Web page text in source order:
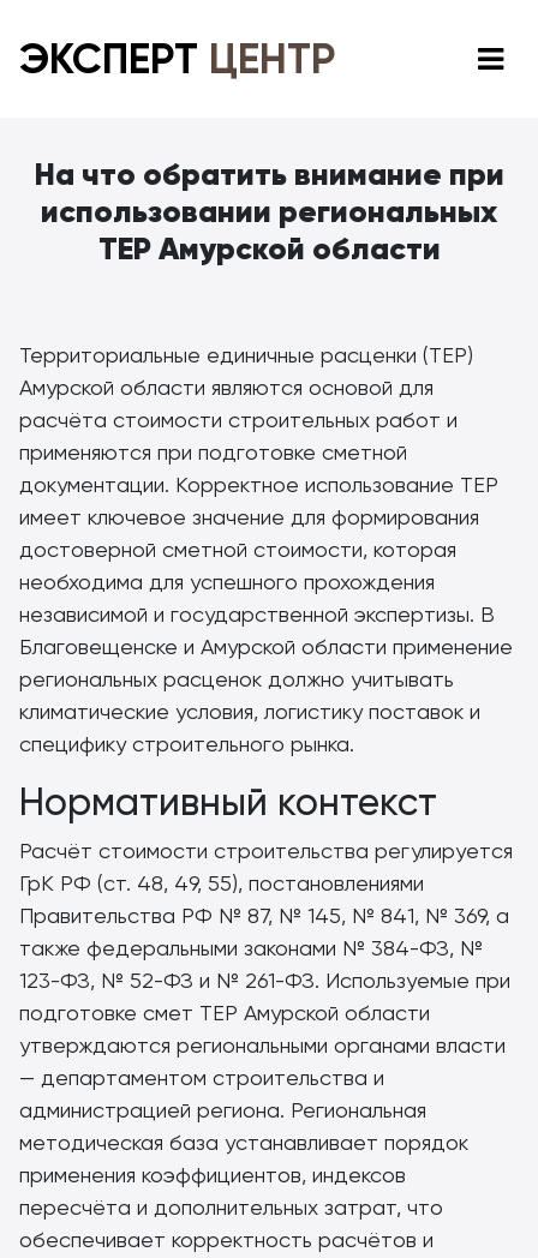
ЭКСПЕРТ ЦЕНТР
На что обратить внимание при
использовании региональных
ТЕР Амурской области
Территориальные единичные расценки (ТЕР)
Амурской области являются основой для
расчёта стоимости строительных работ и
применяются при подготовке сметной
документации. Корректное использование ТЕР
имеет ключевое значение для формирования
достоверной сметной стоимости, которая
необходима для успешного прохождения
независимой и государственной экспертизы. В
Благовещенске и Амурской области применение
региональных расценок должно учитывать
климатические условия, логистику поставок и
специфику строительного рынка.
Нормативный контекст
Расчёт стоимости строительства регулируется
ГрК РФ (ст. 48, 49, 55), постановлениями
Правительства РФ № 87, № 145, № 841, № 369, а
также федеральными законами № 384-ФЗ, №
123-ФЗ, № 52-ФЗ и № 261-ФЗ. Используемые при
подготовке смет ТЕР Амурской области
утверждаются региональными органами власти
— департаментом строительства и
администрацией региона. Региональная
методическая база устанавливает порядок
применения коэффициентов, индексов
пересчёта и дополнительных затрат, что
обеспечивает корректность расчётов и